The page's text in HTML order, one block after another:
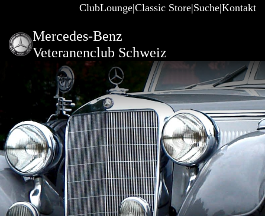
ClubLounge Classic Store Suche Kontakt
Mercedes-Benz
Veteranenclub Schweiz